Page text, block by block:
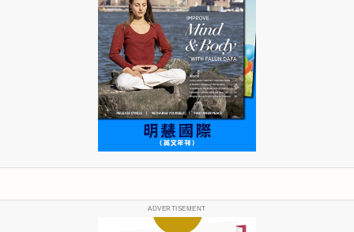
ADVERTISEMENT